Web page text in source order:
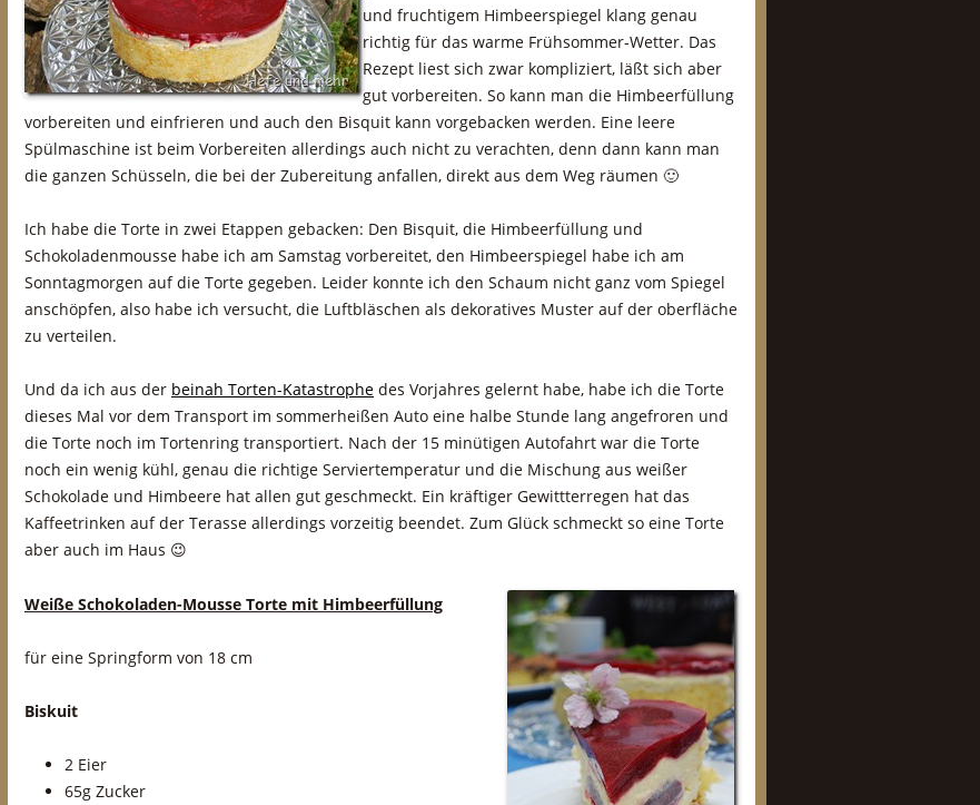
und fruchtigem Himbeerspiegel klang genau
richtig für das warme Frühsommer-Wetter. Das
Rezept liest sich zwar kompliziert, läßt sich aber
gut vorbereiten. So kann man die Himbeerfüllung
vorbereiten und einfrieren und auch den Bisquit kann vorgebacken werden. Eine leere
Spülmaschine ist beim Vorbereiten allerdings auch nicht zu verachten, denn dann kann man
die ganzen Schüsseln, die bei der Zubereitung anfallen, direkt aus dem Weg räumen 🙂
Ich habe die Torte in zwei Etappen gebacken: Den Bisquit, die Himbeerfüllung und
Schokoladenmousse habe ich am Samstag vorbereitet, den Himbeerspiegel habe ich am
Sonntagmorgen auf die Torte gegeben. Leider konnte ich den Schaum nicht ganz vom Spiegel
anschöpfen, also habe ich versucht, die Luftbläschen als dekoratives Muster auf der oberfläche
zu verteilen.
Und da ich aus der beinah Torten-Katastrophe des Vorjahres gelernt habe, habe ich die Torte
dieses Mal vor dem Transport im sommerheißen Auto eine halbe Stunde lang angefroren und
die Torte noch im Tortenring transportiert. Nach der 15 minütigen Autofahrt war die Torte
noch ein wenig kühl, genau die richtige Serviertemperatur und die Mischung aus weißer
Schokolade und Himbeere hat allen gut geschmeckt. Ein kräftiger Gewittterregen hat das
Kaffeetrinken auf der Terasse allerdings vorzeitig beendet. Zum Glück schmeckt so eine Torte
aber auch im Haus 😉
Weiße Schokoladen-Mousse Torte mit Himbeerfüllung
für eine Springform von 18 cm
Biskuit
2 Eier
65g Zucker